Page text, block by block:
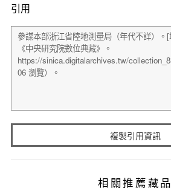
引用
複製引用資訊
相關推薦藏品